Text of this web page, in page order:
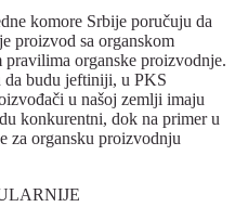
komore Srbije poručuju da
proizvod sa organskom
organske proizvodnje.
budu jeftiniji, u PKS
u našoj zemlji imaju
konkurentni, dok na primer u
za organsku proizvodnju